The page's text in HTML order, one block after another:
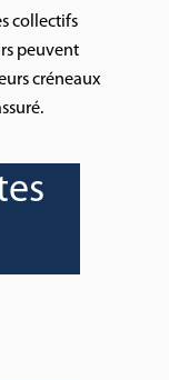
collectifs
peuvent
créneaux